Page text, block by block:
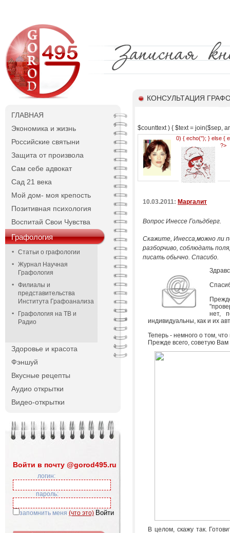
ГЛАВНАЯ
Экономика и жизнь
Российские святыни
Защита от произвола
Сам себе адвокат
Сад 21 века
Мой дом- моя крепость
Позитивная психология
Воспитай Свои Чувства
Графология
Статьи о графологии
Журнал Научная
Графология
Филиалы и
представительства
Института Графоанализа
Графология на ТВ и
Радио
Здоровье и красота
Фэншуй
Вкусные рецепты
Аудио открытки
Видео-открытки
Войти в почту @gorod495.ru
логин:
пароль:
запомнить меня (что это)
КОНСУЛЬТАЦИЯ
$counttext ) { $text = join($sep,
0) { echo(''); } else {
?>
10.03.2011: Маргалит
Вопрос Инессе Гольдберг.
Скажите, Инесса,можно ли
разборчиво, соблюдать
писать обычно. Спасибо.
нет,
индивидуальны, как и их
Теперь - немного о том,
Прежде всего, советую
В целом, скажу так.